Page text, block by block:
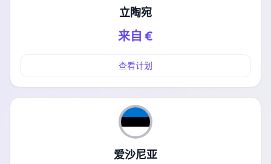
立陶宛
来自 €
查看计划
爱沙尼亚